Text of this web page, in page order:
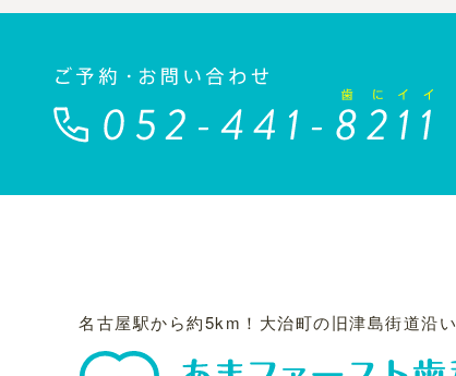
名古屋駅から約5km！ 大治町の旧津島街道沿い